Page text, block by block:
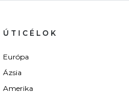
ÚTICÉLOK
Európa
Ázsia
Amerika